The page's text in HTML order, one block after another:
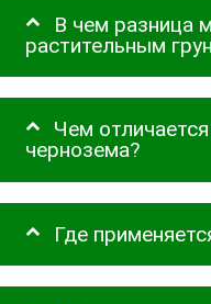
В чем разница
растительным
Чем
чернозема?
Где